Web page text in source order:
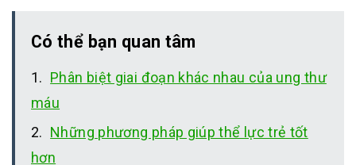
Có thể bạn quan tâm
Phân biệt giai đoạn khác nhau của ung thư
máu
Những phương pháp giúp thể lực trẻ tốt
hơn